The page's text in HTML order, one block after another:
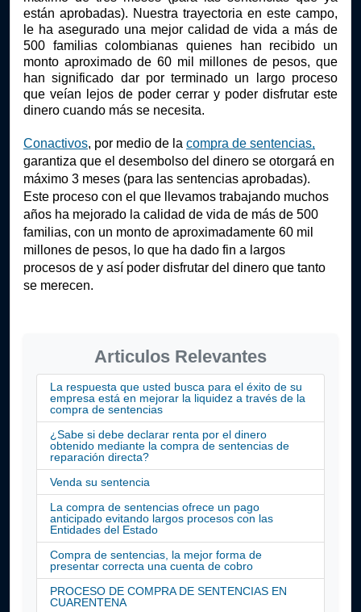
están aprobadas). Nuestra trayectoria en este campo,
le ha asegurado una mejor calidad de vida a más de
500 familias colombianas quienes han recibido un
monto aproximado de 60 mil millones de pesos, que
han significado dar por terminado un largo proceso
que veían lejos de poder cerrar y poder disfrutar este
dinero cuando más se necesita.
Conactivos, por medio de la compra de sentencias,
garantiza que el desembolso del dinero se otorgará en
máximo 3 meses (para las sentencias aprobadas).
Este proceso con el que llevamos trabajando muchos
años ha mejorado la calidad de vida de más de 500
familias, con un monto de aproximadamente 60 mil
millones de pesos, lo que ha dado fin a largos
procesos de y así poder disfrutar del dinero que tanto
se merecen.
Articulos Relevantes
La respuesta que usted busca para el éxito de su
empresa está en mejorar la liquidez a través de la
compra de sentencias
¿Sabe si debe declarar renta por el dinero
obtenido mediante la compra de sentencias de
reparación directa?
Venda su sentencia
La compra de sentencias ofrece un pago
anticipado evitando largos procesos con las
Entidades del Estado
Compra de sentencias, la mejor forma de
presentar correcta una cuenta de cobro
PROCESO DE COMPRA DE SENTENCIAS EN
CUARENTENA